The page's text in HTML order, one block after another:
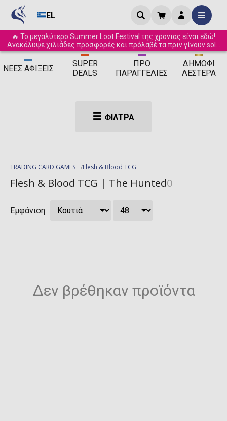
EL
🔥 Το μεγαλύτερο Summer Loot Festival της χρονιάς είναι εδώ!
Ανακάλυψε χιλιάδες προσφορές και πρόλαβέ τα πριν γίνουν sold
out! ☀️
ΝΈΕΣ ΑΦΊΞΕΙΣ
SUPER
DEALS
ΠΡΟ
ΠΑΡΑΓΓΕΛΊΕΣ
ΔΗΜΟΦΙ
ΛΈΣΤΕΡΑ
ΦΊΛΤΡΑ
TRADING CARD GAMES Flesh & Blood TCG
Flesh & Blood TCG | The Hunted0
Εμφάνιση
Δεν βρέθηκαν προϊόντα